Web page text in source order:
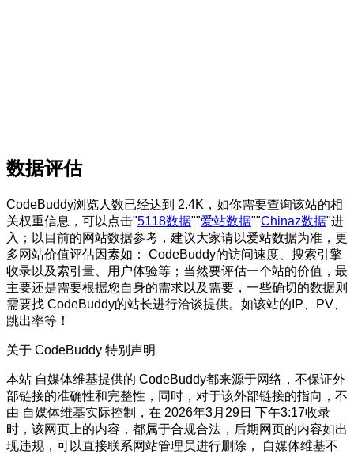
数据评估
CodeBuddy浏览人数已经达到 2.4K，如你需要查询该站的相
关权重信息，可以点击"5118数据""爱站数据""Chinaz数据"进
入；以目前的网站数据参考，建议大家请以爱站数据为准，更
多网站价值评估因素如： CodeBuddy的访问速度、搜索引擎
收录以及索引量、用户体验等；当然要评估一个站的价值，最
主要还是需要根据您自身的需求以及需要，一些确切的数据则
需要找 CodeBuddy的站长进行洽谈提供。如该站的IP、PV、
跳出率等！
关于 CodeBuddy 特别声明
本站 自媒体维基提供的 CodeBuddy都来源于网络，不保证外
部链接的准确性和完整性，同时，对于该外部链接的指向，不
由 自媒体维基实际控制，在 2026年3月29日 下午3:17收录
时，该网页上的内容，都属于合规合法，后期网页的内容如出
现违规，可以直接联系网站管理员进行删除， 自媒体维基不